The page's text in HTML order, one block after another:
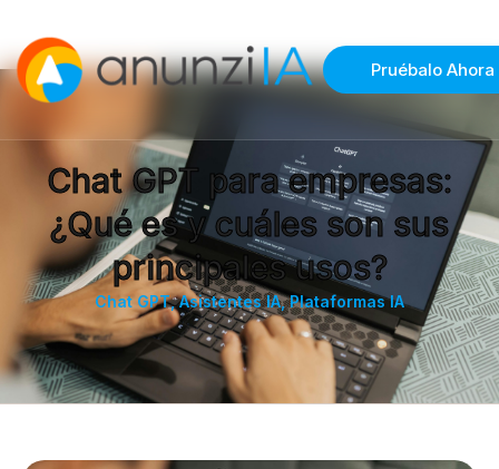
Pruébalo Ahora
Chat GPT para empresas:
¿Qué es y cuáles son sus
principales usos?
Chat GPT,Asistentes IA,Plataformas IA